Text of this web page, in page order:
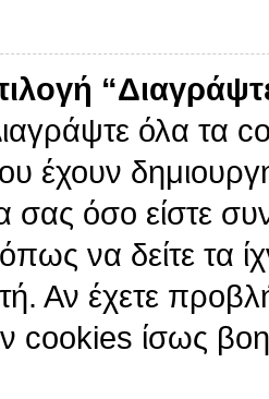
όλα τα
έχουν
σας όσο είστε
να δείτε τα
Αν έχετε
cookies ίσως